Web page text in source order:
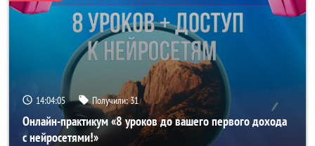
14:04:04 Получили:31
Онлайн-практикум «8 уроков до вашего первого дохода
с нейросетями!»